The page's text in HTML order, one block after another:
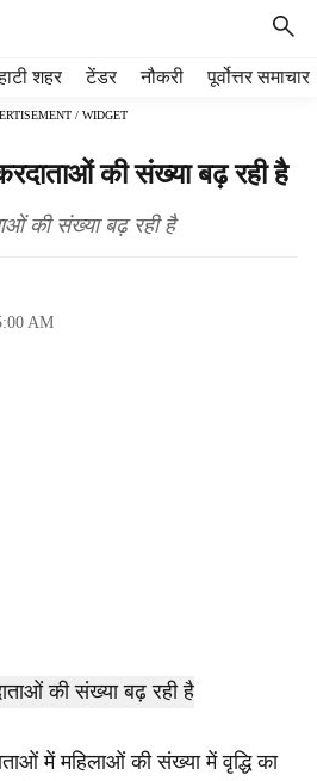
शहर टेंडर नौकरी पूर्वोत्तर समाचार
/ WIDGET
की संख्या बढ़ रही है
की संख्या बढ़ रही है
AM
में महिलाओं की संख्या में वृद्धि का